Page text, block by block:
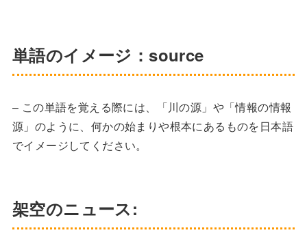
単語のイメージ：source
– この単語を覚える際には、「川の源」や「情報の情報
源」のように、何かの始まりや根本にあるものを日本語
でイメージしてください。
架空のニュース: